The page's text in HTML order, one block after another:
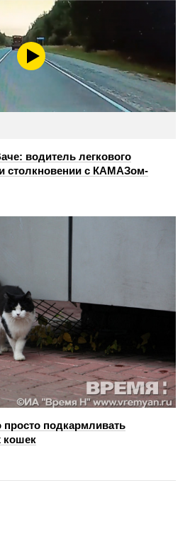
водитель легкового
столкновении с КАМАЗом-
просто подкармливать
кошек